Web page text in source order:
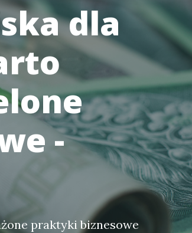
dla
-
praktyki biznesowe